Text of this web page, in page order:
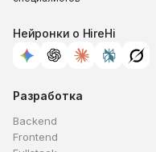
Нейронки о HireHi
Разработка
Backend
Frontend